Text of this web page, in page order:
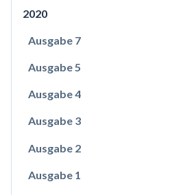
2020
Ausgabe 7
Ausgabe 5
Ausgabe 4
Ausgabe 3
Ausgabe 2
Ausgabe 1